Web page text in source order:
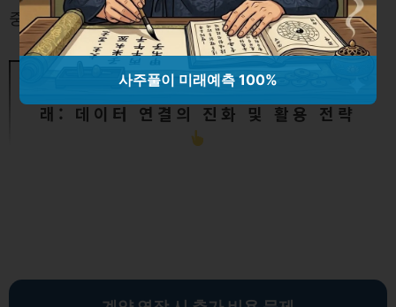
중요합니다.
Linked Open Data의 혁신과 미
래: 데이터 연결의 진화 및 활용 전략
사주풀이 미래예측 100%